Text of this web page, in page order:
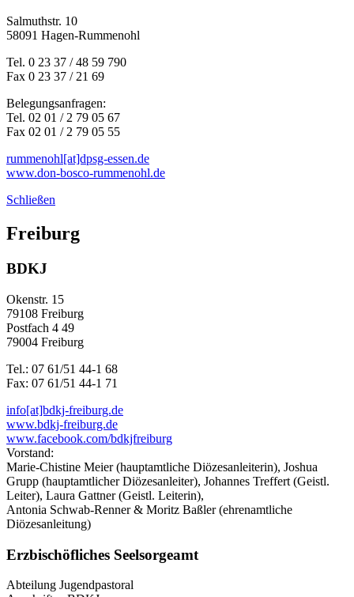
Salmuthstr. 10
58091 Hagen-Rummenohl
Tel. 0 23 37 / 48 59 790
Fax 0 23 37 / 21 69
Belegungsanfragen:
Tel. 02 01 / 2 79 05 67
Fax 02 01 / 2 79 05 55
rummenohl[at]dpsg-essen.de
www.don-bosco-rummenohl.de
Schließen
Freiburg
BDKJ
Okenstr. 15
79108 Freiburg
Postfach 4 49
79004 Freiburg
Tel.: 07 61/51 44-1 68
Fax: 07 61/51 44-1 71
info[at]bdkj-freiburg.de
www.bdkj-freiburg.de
www.facebook.com/bdkjfreiburg
Vorstand:
Marie-Chistine Meier (hauptamtliche Diözesanleiterin), Joshua
Grupp (hauptamtlicher Diözesanleiter), Johannes Treffert (Geistl.
Leiter), Laura Gattner (Geistl. Leiterin),
Antonia Schwab-Renner & Moritz Baßler (ehrenamtliche
Diözesanleitung)
Erzbischöfliches Seelsorgeamt
Abteilung Jugendpastoral